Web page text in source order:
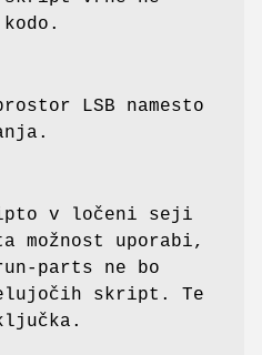
LSB namesto
v ločeni seji
možnost uporabi,
parts ne bo
skript. Te